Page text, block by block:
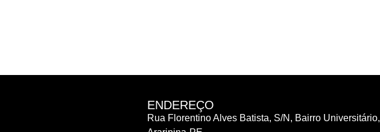
ENDEREÇO
Rua Florentino Alves Batista, S/N, Bairro Universitário,